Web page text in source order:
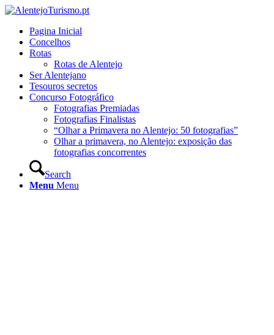
Pagina Inicial
Concelhos
Rotas
Rotas de Alentejo
Ser Alentejano
Tesouros secretos
Concurso Fotográfico
Fotografias Premiadas
Fotografias Finalistas
“Olhar a Primavera no Alentejo: 50 fotografias”
Olhar a primavera, no Alentejo: exposição das
fotografias concorrentes
Search
Menu Menu